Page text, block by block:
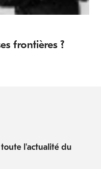
frontières ?
l'actualité du